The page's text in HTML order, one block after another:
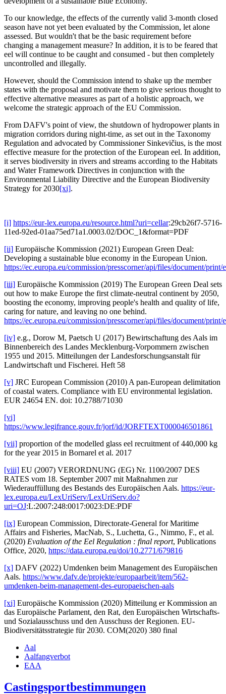
To our knowledge, the effects of the currently valid 3-month closed
season have not yet been evaluated by the Commission, let alone
assessed. But wouldn't that be the basic requirement before
changing a management measure? In addition, it is to be feared that
eel will continue to be caught and consumed - but then completely
uncontrolled and illegally.
However, should the Commission intend to shake up the member
states with the proposal and motivate them to give serious thought to
effective alternative measures as part of a holistic approach, we
welcome the strategic approach of the EU Commission.
From DAFV's point of view, the shutdown of hydropower plants in
migration corridors during night-time, as set out in the Taxonomy
Regulation and advocated by Commissioner Sinkevičius, is the most
effective measure for the protection of the European eel. In addition,
it serves biodiversity in rivers and streams according to the Habitats
and Water Framework Directives in conjunction with the
Environmental Liability Directive and the European Biodiversity
Strategy for 2030[xi].
[i] https://eur-lex.europa.eu/resource.html?uri=cellar:29cb26f7-5716-
11ed-92ed-01aa75ed71a1.0003.02/DOC_1&format=PDF
[ii] Europäische Kommission (2021) European Green Deal:
Developing a sustainable blue economy in the European Union.
https://ec.europa.eu/commission/presscorner/api/files/document/
[iii] Europäische Kommission (2019) The European Green Deal sets
out how to make Europe the first climate-neutral continent by 2050,
boosting the economy, improving people's health and quality of life,
caring for nature, and leaving no one behind.
https://ec.europa.eu/commission/presscorner/api/files/document/
[iv] e.g., Dorow M, Paetsch U (2017) Bewirtschaftung des Aals im
Binnenbereich des Landes Mecklenburg-Vorpommern zwischen
1955 und 2015. Mitteilungen der Landesforschungsanstalt für
Landwirtschaft und Fischerei. Heft 58
[v] JRC European Commission (2010) A pan-European delimitation
of coastal waters. Compliance with EU environmental legislation.
EUR 24654 EN. doi: 10.2788/71030
[vi]
https://www.legifrance.gouv.fr/jorf/id/JORFTEXT000046501861
[vii] proportion of the modelled glass eel recruitment of 440,000 kg
for the year 2015 in Bornarel et al. 2017
[viii] EU (2007) VERORDNUNG (EG) Nr. 1100/2007 DES
RATES vom 18. September 2007 mit Maßnahmen zur
Wiederauffüllung des Bestands des Europäischen Aals. https://eur-
lex.europa.eu/LexUriServ/LexUriServ.do?
uri=OJ:L:2007:248:0017:0023:DE:PDF
[ix] European Commission, Directorate-General for Maritime
Affairs and Fisheries, MacNab, S., Luchetta, G., Nimmo, F., et al.
(2020) Evaluation of the Eel Regulation : final report, Publications
Office, 2020, https://data.europa.eu/doi/10.2771/679816
[x] DAFV (2022) Umdenken beim Management des Europäischen
Aals. https://www.dafv.de/projekte/europaarbeit/item/562-
umdenken-beim-management-des-europaeischen-aals
[xi] Europäische Kommission (2020) Mitteilung er Kommission an
das Europäische Parlament, den Rat, den Europäischen Wirtschafts-
und Sozialausschuss und den Ausschuss der Regionen. EU-
Biodiversitätsstrategie für 2030. COM(2020) 380 final
Aal
Aalfangverbot
EAA
Castingsportbestimmungen